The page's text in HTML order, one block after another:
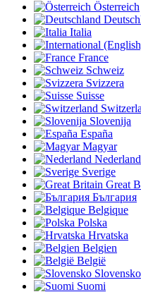
Österreich
Italia
France
Schweiz
Svizzera
Suisse
Slovenija
España
Magyar
Nederland
Sverige
Great
България
Belgique
Polska
Hrvatska
Belgien
België
Slovensko
Suomi